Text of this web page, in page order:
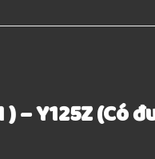
) – Y125Z (Có